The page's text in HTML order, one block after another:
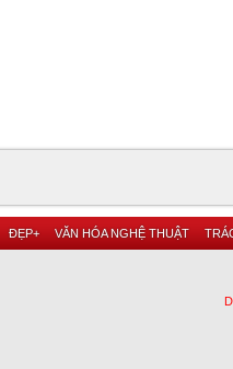
ĐẸP+ VĂN HÓA NGHỆ THUẬT